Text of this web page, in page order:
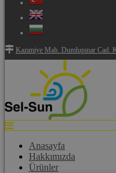
Kazımiye Mah. Dumlupınar
Anasayfa
Hakkımızda
Ürünler